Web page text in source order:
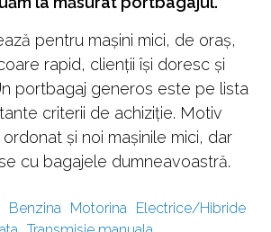
pentru mașini mici, de oraș,
rapid, clienții își doresc și
portbagaj generos este pe lista
criterii de achiziție. Motiv
și noi mașinile mici, dar
cu bagajele dumneavoastră.
Benzina Motorina Electrice/Hibride